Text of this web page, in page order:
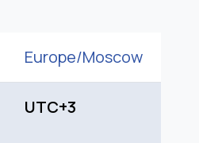
Europe/Moscow
UTC+3